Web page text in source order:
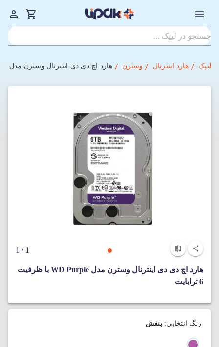
لیپک هارد اینترنال وسترن هارد اچ دی دی اینترنال وسترن مدل WD Purple با ظرفیت 6 ترابایت
1
/ 1
هارد اچ دی دی اینترنال وسترن مدل WD Purple با ظرفیت
6 ترابایت
رنگ انتخابی:بنفش